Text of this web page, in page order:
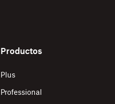
Productos
Plus
Professional